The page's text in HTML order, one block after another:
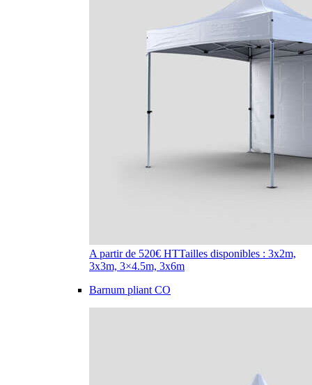
A partir de 520€ HTTailles disponibles : 3x2m,
3x3m, 3×4.5m, 3x6m
Barnum pliant CO